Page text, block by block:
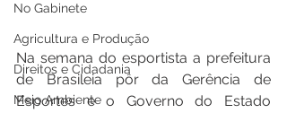
No Gabinete
Agricultura e Produção
Direitos e Cidadania
Meio Ambiente
Na semana do esportista a prefeitura
de Brasileia pôr da Gerência de
Esportes e o Governo do Estado